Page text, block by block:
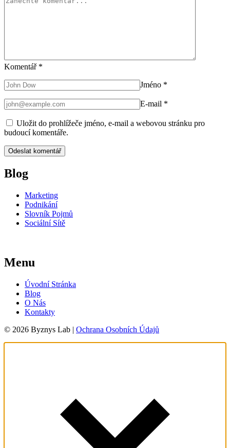
Komentář *
Jméno *
E-mail *
Uložit do prohlížeče jméno, e-mail a webovou stránku pro
budoucí komentáře.
Blog
Marketing
Podnikání
Slovník Pojmů
Sociální Sítě
Menu
Úvodní Stránka
Blog
O Nás
Kontakty
© 2026 Byznys Lab | Ochrana Osobních Údajů